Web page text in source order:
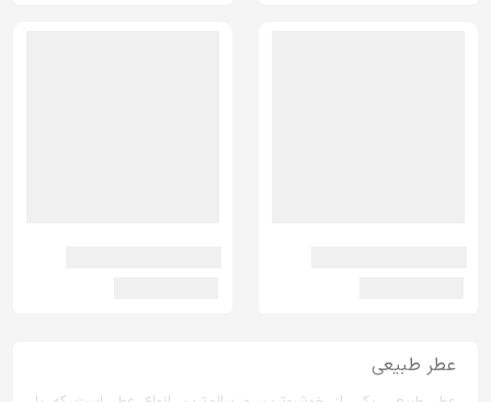
عطر طبیعی